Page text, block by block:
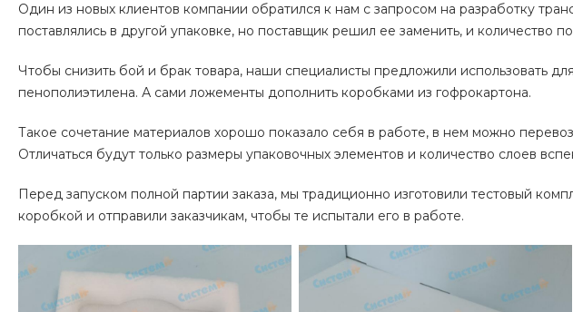
Один из новых клиентов компании обратился к нам с запросом на разработку
поставлялись в другой упаковке, но поставщик решил ее заменить, и количество
Чтобы снизить бой и брак товара, наши специалисты предложили использовать
пенополиэтилена. А сами ложементы дополнить коробками из гофрокартона.
Такое сочетание материалов хорошо показало себя в работе, в нем можно
Отличаться будут только размеры упаковочных элементов и количество слоев
Перед запуском полной партии заказа, мы традиционно изготовили тестовый
коробкой и отправили заказчикам, чтобы те испытали его в работе.